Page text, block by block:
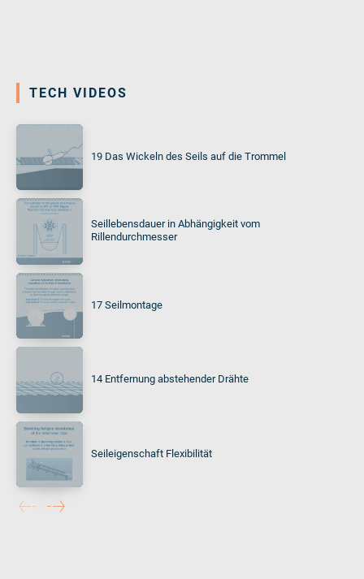
TECH VIDEOS
19 Das Wickeln des Seils auf die Trommel
Seillebensdauer in Abhängigkeit vom
Rillendurchmesser
17 Seilmontage
14 Entfernung abstehender Drähte
Seileigenschaft Flexibilität